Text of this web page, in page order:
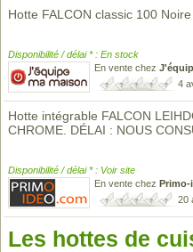
Hotte FALCON classic 100
Disponibilité / délai * : En stock
En vente chez
4
Hotte intégrable FALCON
CHROME. DÉLAI : NOUS
Disponibilité / délai * : Voir site
En vente chez Primo-
20
Les hottes de